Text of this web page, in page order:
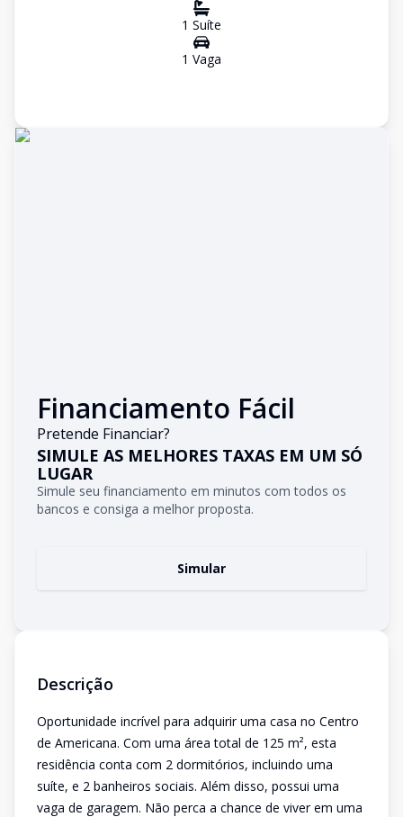
1 Suíte
1 Vaga
Financiamento Fácil
Pretende Financiar?
SIMULE AS MELHORES TAXAS EM UM SÓ
LUGAR
Simule seu financiamento em minutos com todos os
bancos e consiga a melhor proposta.
Simular
Descrição
Oportunidade incrível para adquirir uma casa no Centro
de Americana. Com uma área total de 125 m², esta
residência conta com 2 dormitórios, incluindo uma
suíte, e 2 banheiros sociais. Além disso, possui uma
vaga de garagem. Não perca a chance de viver em uma